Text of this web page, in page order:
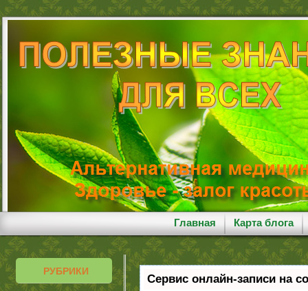
Главная Карта блога
РУБРИКИ
Сервис онлайн-записи на